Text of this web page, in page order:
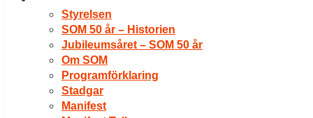
Styrelsen
SOM 50 år – Historien
Jubileumsåret – SOM 50 år
Om SOM
Programförklaring
Stadgar
Manifest